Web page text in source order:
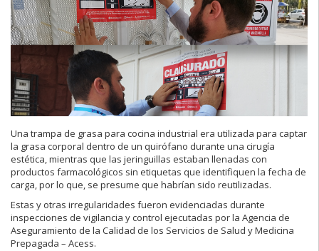
Una trampa de grasa para cocina industrial era utilizada para captar
la grasa corporal dentro de un quirófano durante una cirugía
estética, mientras que las jeringuillas estaban llenadas con
productos farmacológicos sin etiquetas que identifiquen la fecha de
carga, por lo que, se presume que habrían sido reutilizadas.
Estas y otras irregularidades fueron evidenciadas durante
inspecciones de vigilancia y control ejecutadas por la Agencia de
Aseguramiento de la Calidad de los Servicios de Salud y Medicina
Prepagada – Acess.